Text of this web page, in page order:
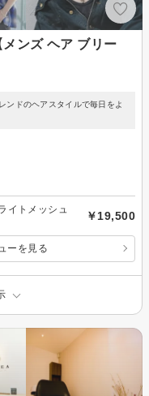
ンズ ヘア ブリー
ンドのヘアスタイルで毎日をよ
イトメッシュ
￥19,500
ーを見る